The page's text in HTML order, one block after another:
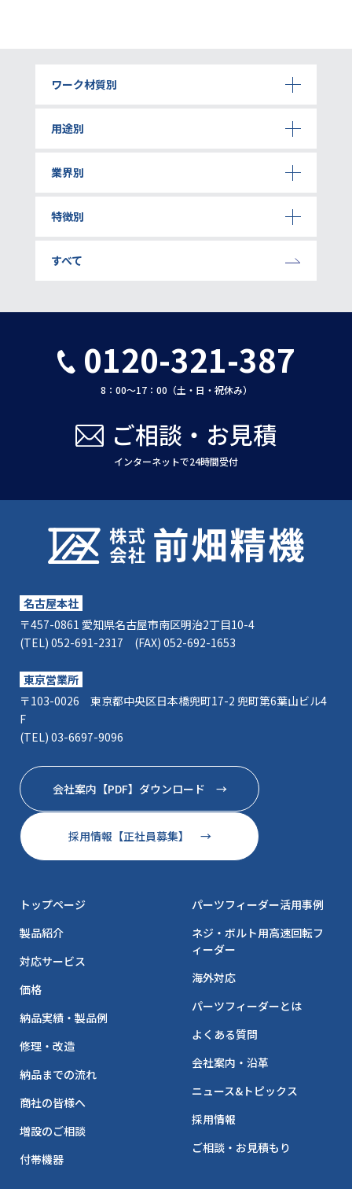
ワーク材質別
用途別
業界別
特徴別
すべて
0120-321-387
8：00〜17：00（土・日・祝休み）
ご相談・お見積
インターネットで24時間受付
名古屋本社
〒457-0861 愛知県名古屋市南区明治2丁目10-4
(TEL) 052-691-2317 (FAX) 052-692-1653
東京営業所
〒103-0026 東京都中央区日本橋兜町17-2 兜町第6葉山ビル4
F
(TEL) 03-6697-9096
会社案内【PDF】ダウンロード →
採用情報【正社員募集】 →
トップページ
製品紹介
対応サービス
価格
納品実績・製品例
修理・改造
納品までの流れ
商社の皆様へ
増設のご相談
付帯機器
パーツフィーダー活用事例
ネジ・ボルト用高速回転フ
ィーダー
海外対応
パーツフィーダーとは
よくある質問
会社案内・沿革
ニュース&トピックス
採用情報
ご相談・お見積もり